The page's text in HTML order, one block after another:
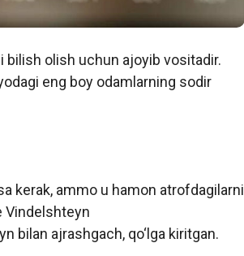
bilish olish uchun ajoyib vositadir.
eng boy odamlarning sodir
kerak, ammo u hamon atrofdagilarni
Vindelshteyn
bilan ajrashgach, qo‘lga kiritgan.